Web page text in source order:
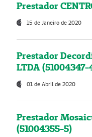
Prestador
15 de Janeiro de 2020
Prestador
LTDA (51004347-
01 de Abril de 2020
Prestador
(51004355-5)